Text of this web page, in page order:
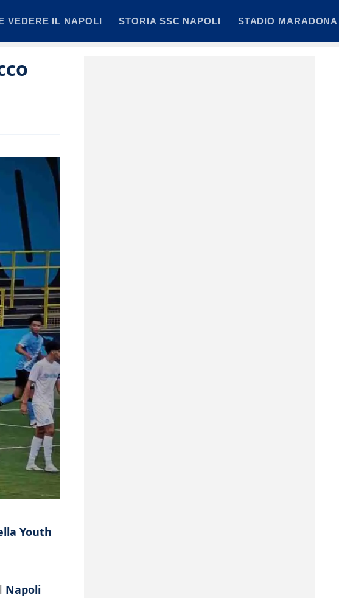
VEDERE IL NAPOLI STORIA SSC NAPOLI STADIO MARADONA
Youth
Napoli